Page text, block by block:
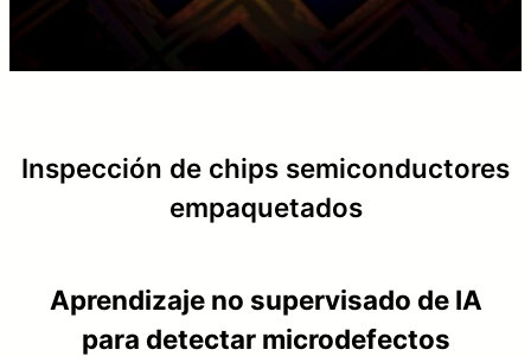
Inspección de chips semiconductores
empaquetados
Aprendizaje no supervisado de IA
para detectar microdefectos